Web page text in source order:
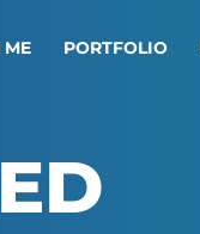
PORTFOLIO